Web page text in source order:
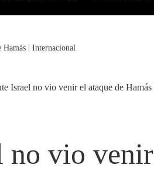
| Internacional
no vio venir